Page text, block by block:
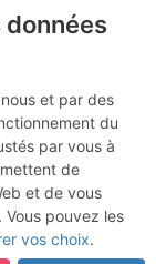
:
- Saoû
et par des
du
par vous à
de
et de vous
pouvez les
vos choix.